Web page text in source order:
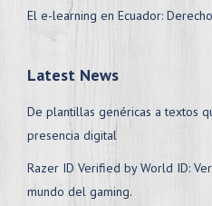
El e-learning en Ecuador:
Latest News
De plantillas genéricas a textos
presencia digital
Razer ID Verified by World ID:
mundo del gaming.